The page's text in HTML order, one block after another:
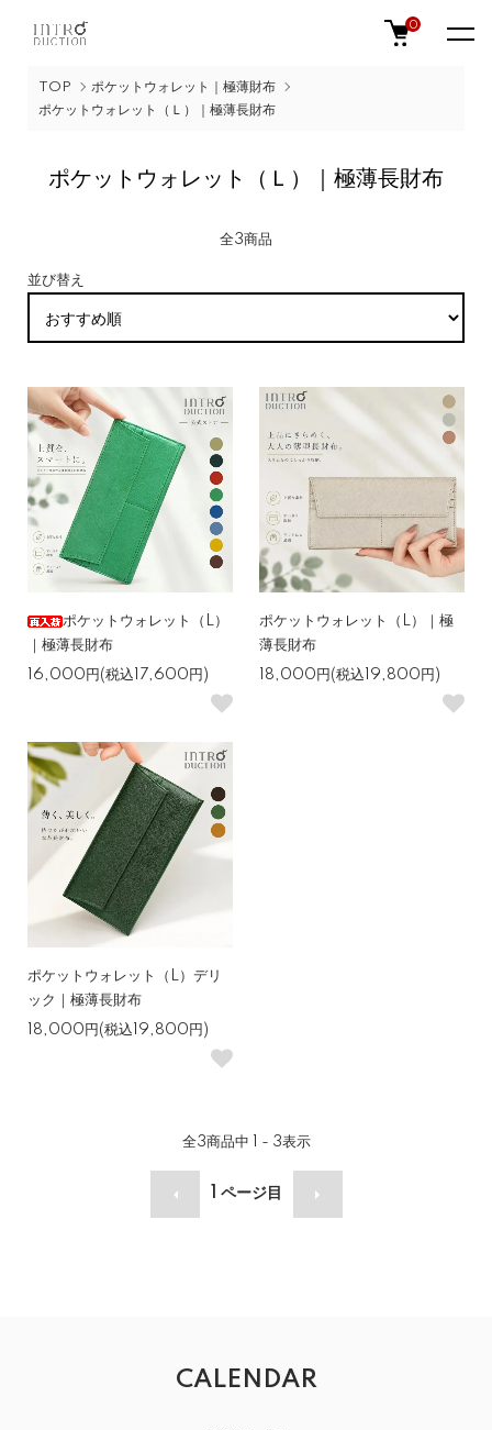
0
TOP
ポケットウォレット｜極薄財布
ポケットウォレット（Ｌ）｜極薄長財布
ポケットウォレット（Ｌ）｜極薄長財布
全3商品
並び替え
ポケットウォレット（L）
｜極薄長財布
16,000円(税込17,600円)
ポケットウォレット（L）｜極
薄長財布
18,000円(税込19,800円)
ポケットウォレット（L）デリ
ック｜極薄長財布
18,000円(税込19,800円)
全3商品中 1 - 3表示
ページ目
CALENDAR